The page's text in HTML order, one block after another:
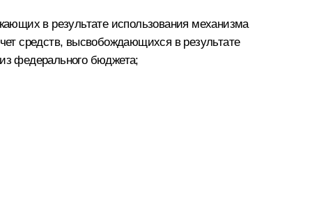
в результате использования механизма
средств, высвобождающихся в результате
федерального бюджета;